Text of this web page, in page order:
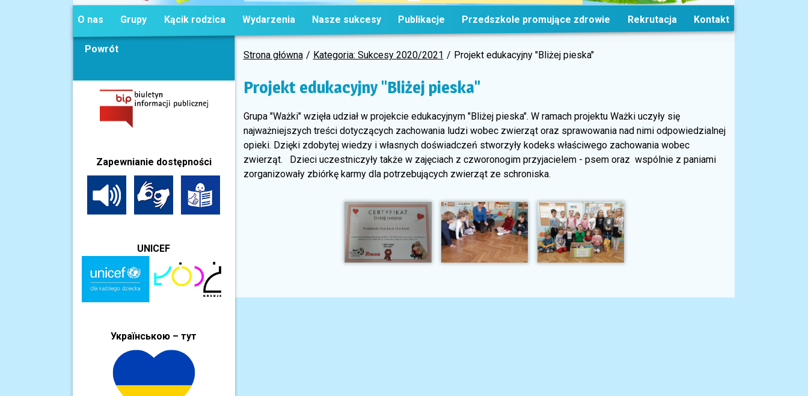
O nas Grupy Kącik rodzica Wydarzenia Nasze sukcesy Publikacje Przedszkole promujące zdrowie Rekrutacja Kontakt
Strona główna Kategoria: Sukcesy 2020/2021 Projekt edukacyjny "Bliżej pieska"
Projekt edukacyjny "Bliżej pieska"
Grupa "Ważki" wzięła udział w projekcie edukacyjnym "Bliżej pieska". W ramach projektu Ważki uczyły się
najważniejszych treści dotyczących zachowania ludzi wobec zwierząt oraz sprawowania nad nimi odpowiedzialnej
opieki. Dzięki zdobytej wiedzy i własnych doświadczeń stworzyły kodeks właściwego zachowania wobec
zwierząt.
Dzieci uczestniczyły także w zajęciach z czworonogim przyjacielem - psem oraz wspólnie z paniami
zorganizowały zbiórkę karmy dla potrzebujących zwierząt ze schroniska.
Powrót
Zapewnianie dostępności
UNICEF
Українською – тут